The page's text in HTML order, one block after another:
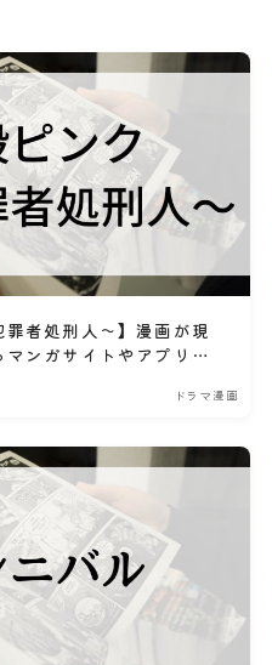
罪者処刑人～】漫画が現
ンガサイトやアプリは
報
ドラマ漫画